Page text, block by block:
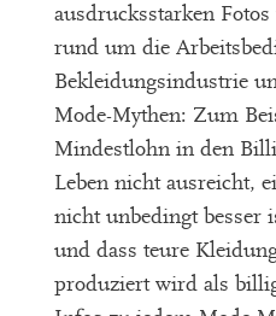
ausdrucksstarken
rund um die
Bekleidungsindustrie
Mode-Mythen: Zum
Mindestlohn in den
Leben nicht ausreicht,
nicht unbedingt besser
und dass teure
produziert wird als